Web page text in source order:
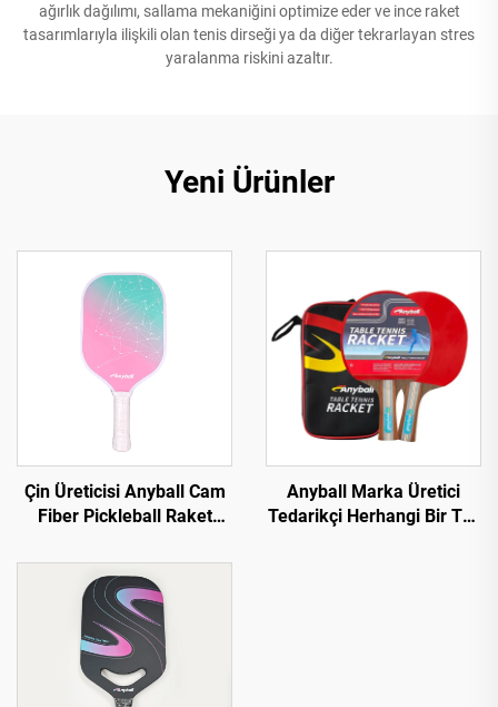
ağırlık dağılımı, sallama mekaniğini optimize eder ve ince raket
tasarımlarıyla ilişkili olan tenis dirseği ya da diğer tekrarlayan stres
yaralanma riskini azaltır.
Yeni Ürünler
Çin Üreticisi Anyball Cam
Fiber Pickleball Raket
Anyball Marka Üretici
Tedarikçi Herhangi Bir Top